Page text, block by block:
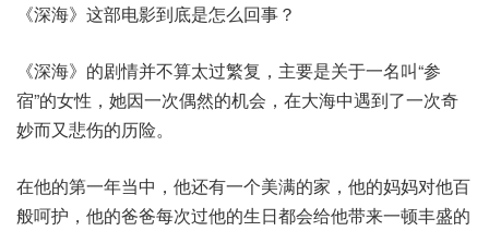
《深海》这部电影到底是怎么回事？
《深海》的剧情并不算太过繁复，主要是关于一名叫“参
宿”的女性，她因一次偶然的机会，在大海中遇到了一次奇
妙而又悲伤的历险。
在他的第一年当中，他还有一个美满的家，他的妈妈对他百
般呵护，他的爸爸每次过他的生日都会给他带来一顿丰盛的